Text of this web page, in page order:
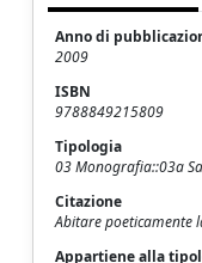
Anno di
2009
ISBN
9788849215809
Tipologia
03 Monografia::03a
Citazione
Abitare poeticamente
Appartiene alla